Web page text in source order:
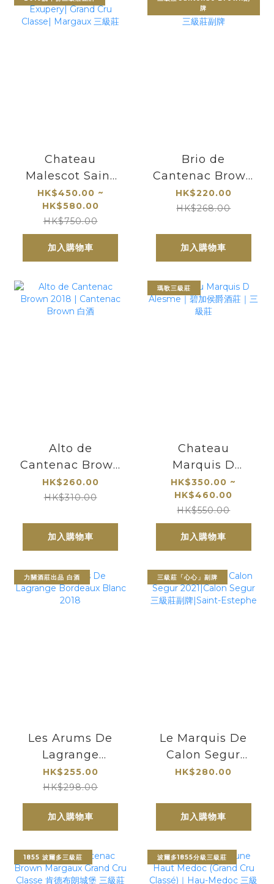
Chateau
Malescot Saint
Exupery| Grand
Cru Classe|
Margaux 三級莊
HK$450.00 ~
HK$580.00
HK$750.00
加入購物車
牌
Brio de
Cantenac Brown
肯德布朗｜
Margaux三級莊副
HK$220.00
HK$268.00
加入購物車
Alto de
Cantenac Brown
2018 | Cantenac
Brown 白酒
HK$260.00
HK$310.00
加入購物車
瑪歌三級莊
Chateau
Marquis D
Alesme｜碧加侯
爵酒莊｜三級莊
HK$350.00 ~
HK$460.00
HK$550.00
加入購物車
力關酒莊出品 白酒
Les Arums De
Lagrange
Bordeaux Blanc
2018
HK$255.00
HK$298.00
加入購物車
三級莊「心心」副牌
Le Marquis De
Calon Segur
2021|Calon
牌|Saint-Estephe
HK$280.00
加入購物車
1855 波爾多三級莊 波爾多1855分級三級莊